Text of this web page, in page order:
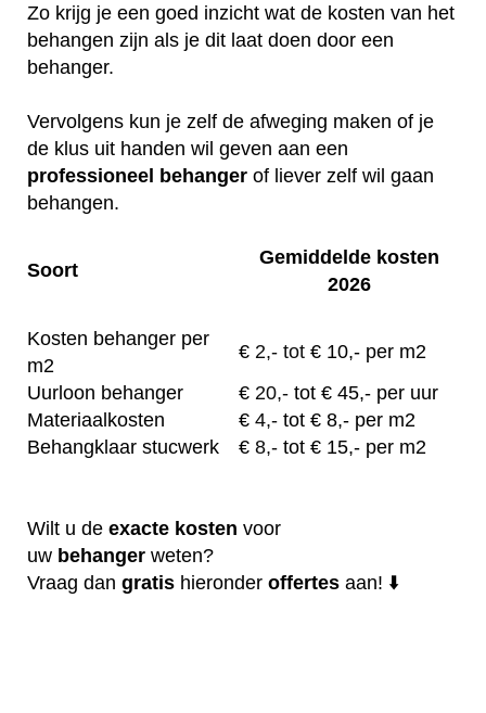
Zo krijg je een goed inzicht wat de kosten van het
behangen zijn als je dit laat doen door een
behanger.
Vervolgens kun je zelf de afweging maken of je
de klus uit handen wil geven aan een
professioneel behanger of liever zelf wil gaan
behangen.
Soort
Gemiddelde kosten
2026
Kosten behanger per
m2
€ 2,- tot € 10,- per m2
Uurloon behanger
€ 20,- tot € 45,- per uur
Materiaalkosten
€ 4,- tot € 8,- per m2
Behangklaar stucwerk
€ 8,- tot € 15,- per m2
Wilt u de exacte kosten voor
uw behanger weten?
Vraag dan gratis hieronder offertes aan! ⬇️